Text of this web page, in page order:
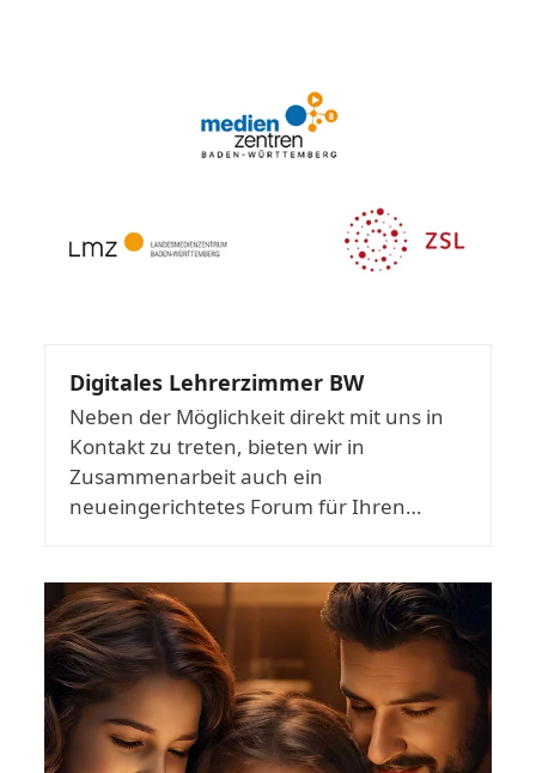
Digitales Lehrerzimmer BW
Neben der Möglichkeit direkt mit uns in
Kontakt zu treten, bieten wir in
Zusammenarbeit auch ein
neueingerichtetes Forum für Ihren…